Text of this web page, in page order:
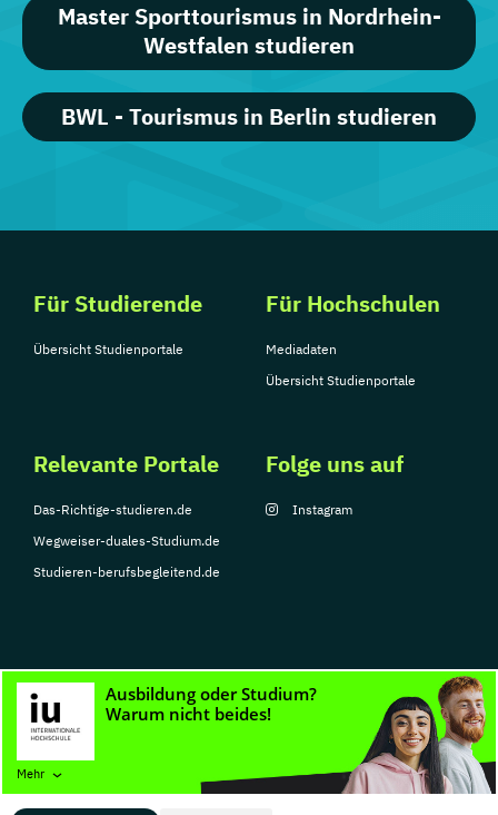
Mehr
Master Sporttourismus in Nordrhein-
Westfalen studieren
BWL - Tourismus in Berlin studieren
Für Studierende
Übersicht Studienportale
Für Hochschulen
Mediadaten
Übersicht Studienportale
Relevante Portale
Das-Richtige-studieren.de
Wegweiser-duales-Studium.de
Studieren-berufsbegleitend.de
Folge uns auf
Instagram
© Copyright 2026, TarGroup Media GmbH
Nutzungsbedingungen